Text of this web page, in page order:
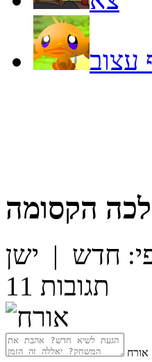
עצוב
הקסומה
חדש | ישן
11 תגובות
אורח